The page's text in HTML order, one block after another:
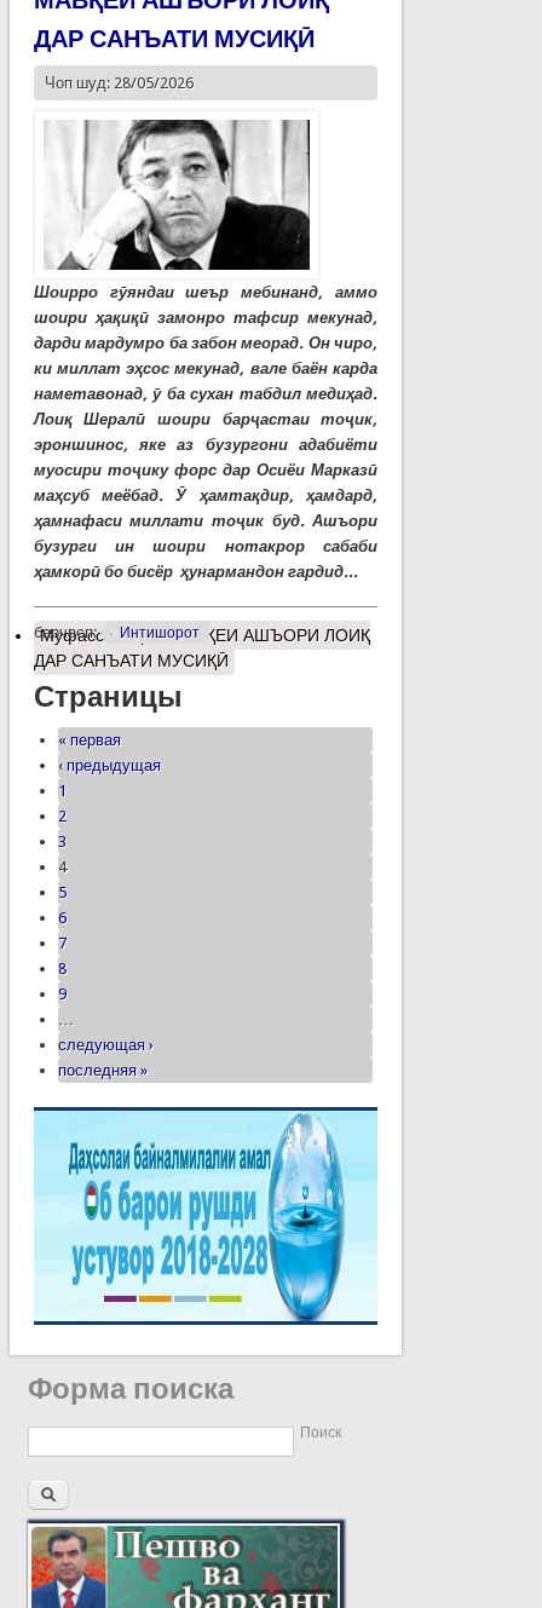
ДАР САНЪАТИ МУСИҚӢ
Чоп шуд: 28/05/2026
Шоирро гӯяндаи шеър мебинанд, аммо
шоири ҳақиқӣ замонро тафсир мекунад,
дарди мардумро ба забон меорад. Он чиро,
ки миллат эҳсос мекунад, вале баён карда
наметавонад, ӯ ба сухан табдил медиҳад.
Лоиқ Шералӣ шоири барҷастаи тоҷик,
эроншинос, яке аз бузургони адабиёти
муосири тоҷику форс дар Осиёи Марказӣ
маҳсуб меёбад. Ӯ ҳамтақдир, ҳамдард,
ҳамнафаси миллати тоҷик буд. Ашъори
бузурги ин шоири нотакрор сабаби
ҳамкорӣ бо бисёр ҳунармандон гардид...
барчасп: Интишорот
Муфассалтаро МАВҚЕИ АШЪОРИ ЛОИҚ
ДАР САНЪАТИ МУСИҚӢ
Страницы
« первая
‹ предыдущая
1
2
3
4
5
6
7
8
9
…
следующая ›
последняя »
Форма поиска
Поиск